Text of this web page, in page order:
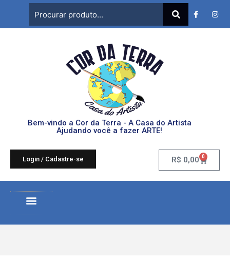
Bem-vindo a Cor da Terra - A Casa do Artista
Ajudando você a fazer ARTE!
Login / Cadastre-se R$ 0,00 0